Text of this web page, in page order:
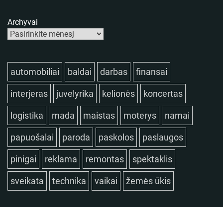
Archyvai
automobiliai baldai darbas finansai
interjeras juvelyrika kelionės koncertas
logistika mada maistas moterys namai
papuošalai paroda paskolos paslaugos
pinigai reklama remontas spektaklis
sveikata technika vaikai žemės ūkis